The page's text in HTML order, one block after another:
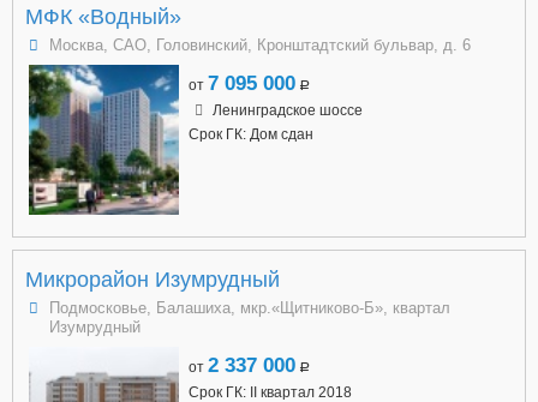
МФК «Водный»
Москва, САО, Головинский, Кронштадтский бульвар, д. 6
от 7 095 000 a
Ленинградское шоссе
Срок ГК: Дом сдан
Микрорайон Изумрудный
Подмосковье, Балашиха, мкр.«Щитниково-Б», квартал
Изумрудный
от 2 337 000 a
Срок ГК: II квартал 2018